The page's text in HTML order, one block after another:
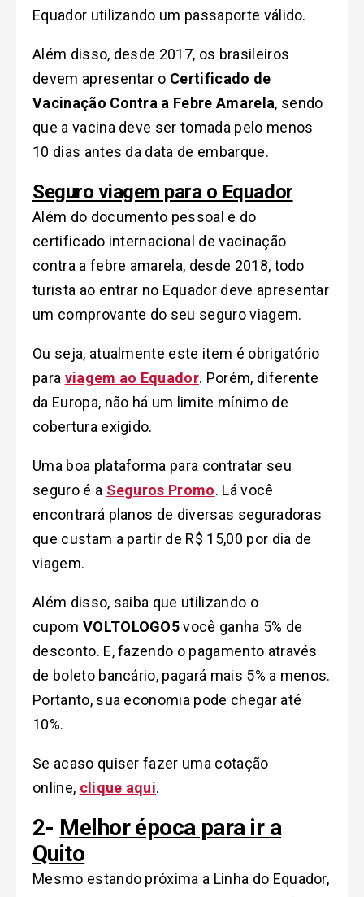
Equador utilizando um passaporte válido.
Além disso, desde 2017, os brasileiros
devem apresentar o Certificado de
Vacinação Contra a Febre Amarela, sendo
que a vacina deve ser tomada pelo menos
10 dias antes da data de embarque.
Seguro viagem para o Equador
Além do documento pessoal e do
certificado internacional de vacinação
contra a febre amarela, desde 2018, todo
turista ao entrar no Equador deve apresentar
um comprovante do seu seguro viagem.
Ou seja, atualmente este item é obrigatório
para viagem ao Equador. Porém, diferente
da Europa, não há um limite mínimo de
cobertura exigido.
Uma boa plataforma para contratar seu
seguro é a Seguros Promo. Lá você
encontrará planos de diversas seguradoras
que custam a partir de R$ 15,00 por dia de
viagem.
Além disso, saiba que utilizando o
cupom VOLTOLOGO5você ganha 5% de
desconto. E, fazendo o pagamento através
de boleto bancário, pagará mais 5% a menos.
Portanto, sua economia pode chegar até
10%.
Se acaso quiser fazer uma cotação
online, clique aqui.
2- Melhor época para ir a
Quito
Mesmo estando próxima a Linha do Equador,